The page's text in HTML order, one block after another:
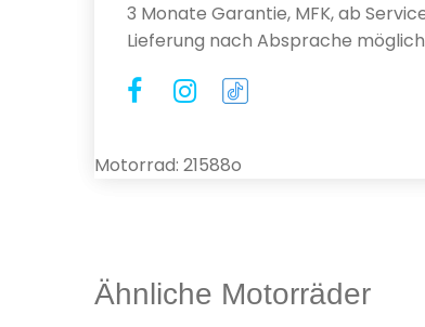
3 Monate Garantie, MFK, ab
Lieferung nach Absprache
Motorrad: 21588o
Ähnliche Motorräder